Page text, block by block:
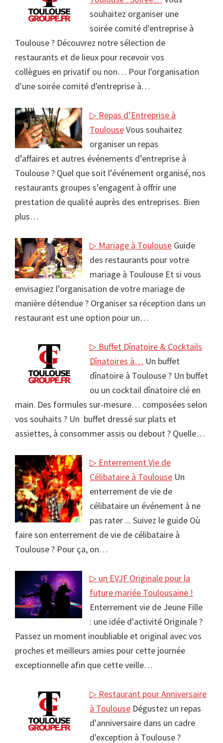
souhaitez organiser une
soirée comité d'entreprise à
Toulouse ? Découvrez notre sélection de
restaurants et de lieux pour recevoir vos
collègues en privatif ou non… Pour l'organisation
d'une soirée comité d'entreprise à…
▷ Repas d’Entreprise à
ToulouseVous souhaitez
organiser un repas
d’affaires et autres événements d’entreprise à
Toulouse ? Quel que soit l’événement organisé, nos
restaurants groupes s’engagent à offrir une
prestation de qualité auprès des entreprises. Bien
plus…
▷ Mariage à Toulouse Guide
des restaurants pour votre
mariage à Toulouse Et si vous
envisagiez l’organisation de votre mariage de
manière détendue ? Organiser sa réception dans un
restaurant est une option pour un…
▷ Buffet Dînatoire & Cocktails
Dînatoires à… Un buffet
dînatoire à Toulouse ? Un buffet
ou un cocktail dînatoire clé en
main. Des formules sur-mesure… composées selon
vos souhaits ? Un buffet dressé sur plats et
assiettes, à consommer assis ou debout ? Quelle…
▷ Enterrement Vie de
Célibataire à Toulouse Un
enterrement de vie de
célibataire un événement à ne
pas rater ... Suivez le guide Où
faire son enterrement de vie de célibataire à
Toulouse ? Pour ça, on…
▷ un EVJF Originale pour la
future mariée Toulousaine !
Enterrement vie de Jeune Fille
: une idée d'activité Originale ?
Passez un moment inoubliable et original avec vos
proches et meilleurs amies pour cette journée
exceptionnelle afin que cette veille…
▷ Restaurant pour Anniversaire
à Toulouse Dégustez un repas
d'anniversaire dans un cadre
d'exception à Toulouse ?